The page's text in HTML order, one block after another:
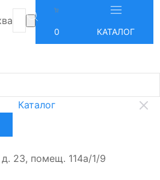
0 КАТАЛОГ
Каталог
23, помещ. 114а/1/9